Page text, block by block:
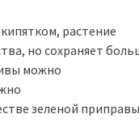
растение
но сохраняет
можно
зеленой